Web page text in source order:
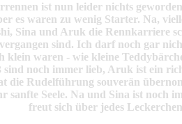
ist nun leider nichts
es waren zu wenig Starter. Na,
Sina und Aruk die Rennkarriere
sind. Ich darf noch gar
klein waren - wie kleine
sind noch immer lieb, Aruk ist ein
die Rudelführung souverän
sanfte Seele. Na und Sina ist noch
freut sich über jedes